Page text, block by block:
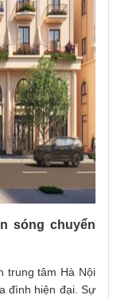
sóng chuyển
trung tâm Hà Nội
đình hiện đại. Sự